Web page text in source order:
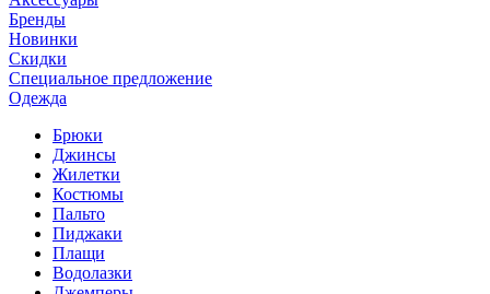
Бренды
Новинки
Скидки
Специальное предложение
Одежда
Брюки
Джинсы
Жилетки
Костюмы
Пальто
Пиджаки
Плащи
Водолазки